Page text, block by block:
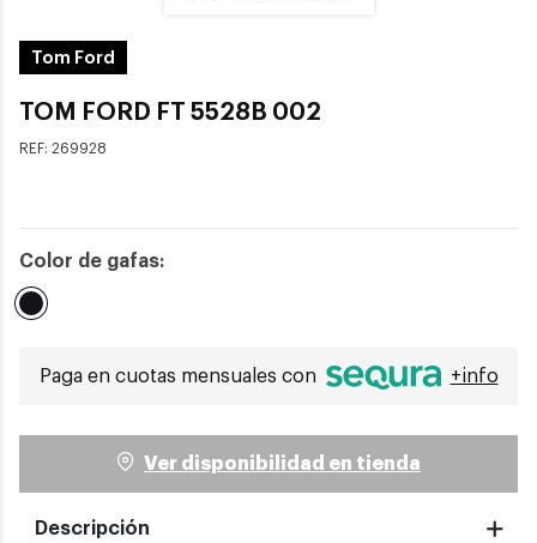
Tom Ford
TOM FORD FT 5528B 002
REF: 269928
Color de gafas:
Paga en cuotas mensuales con +info
Ver disponibilidad en tienda
Descripción